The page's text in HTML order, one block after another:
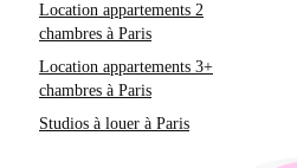
Location appartements 2
chambres à Paris
Location appartements 3+
chambres à Paris
Studios à louer à Paris